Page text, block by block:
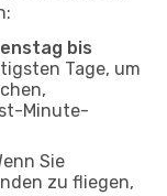
bis
Tage, um
Minute-
Sie
zu fliegen,